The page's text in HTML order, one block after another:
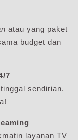
atau yang paket
budget dan
7
sendirian.
layanan TV